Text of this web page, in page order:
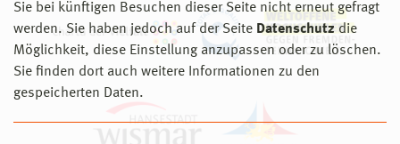
Sie bei künftigen Besuchen dieser Seite nicht erneut gefragt
werden. Sie haben jedoch auf der Seite Datenschutz die
Möglichkeit, diese Einstellung anzupassen oder zu löschen.
Sie finden dort auch weitere Informationen zu den
gespeicherten Daten.